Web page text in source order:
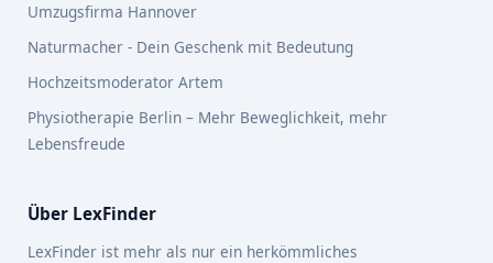
Umzugsfirma Hannover
Naturmacher - Dein Geschenk mit Bedeutung
Hochzeitsmoderator Artem
Physiotherapie Berlin – Mehr Beweglichkeit, mehr
Lebensfreude
Über LexFinder
LexFinder ist mehr als nur ein herkömmliches